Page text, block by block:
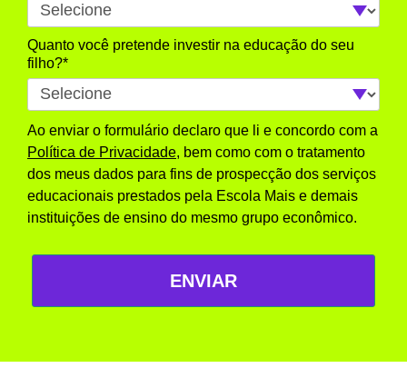
Quanto você pretende investir na educação do seu
filho?*
Ao enviar o formulário declaro que li e concordo com a
Política de Privacidade, bem como com o tratamento
dos meus dados para fins de prospecção dos serviços
educacionais prestados pela Escola Mais e demais
instituições de ensino do mesmo grupo econômico.
ENVIAR